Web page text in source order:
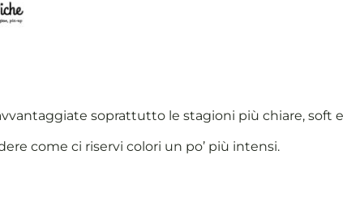
soprattutto le stagioni più chiare, soft e
come ci riservi colori un po’ più intensi.